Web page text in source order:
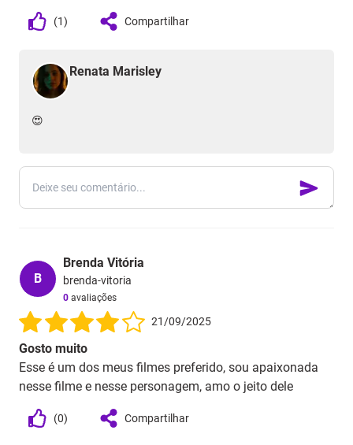
(1) Compartilhar
Renata Marisley
😍
B
Brenda Vitória
brenda-vitoria
0 avaliações
21/09/2025
Gosto muito
Esse é um dos meus filmes preferido, sou apaixonada
nesse filme e nesse personagem, amo o jeito dele
(0) Compartilhar